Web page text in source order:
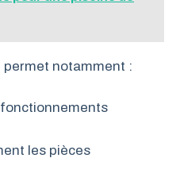
notamment :
les pièces